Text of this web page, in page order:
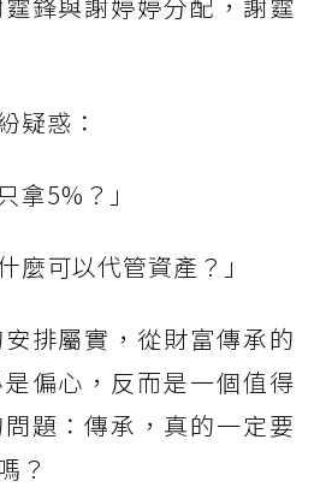
疑惑：
拿5%？」
麼可以代管資產？」
排屬實，從財富傳承的
偏心，反而是一個值得
題：傳承，真的一定要
？